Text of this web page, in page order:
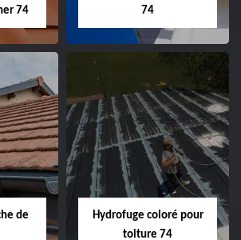
74
74
de
Hydrofuge coloré pour
toiture 74